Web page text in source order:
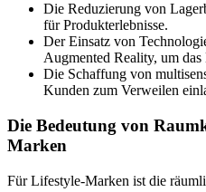
Die Reduzierung von
für Produkterlebnisse.
Der Einsatz von
Augmented Reality, um
Die Schaffung von
Kunden zum Verweilen
Die Bedeutung von
Marken
Für Lifestyle-Marken ist die